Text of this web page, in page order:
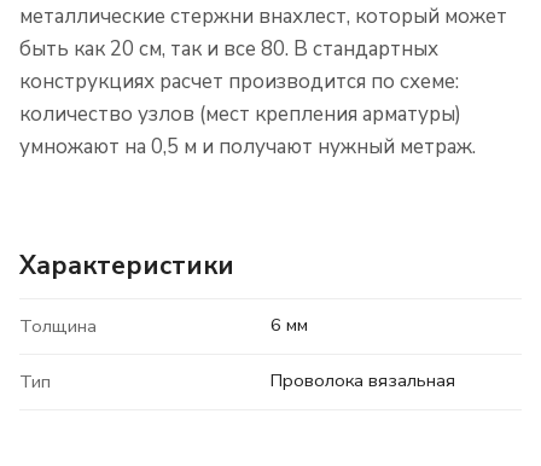
металлические стержни внахлест, который может
быть как 20 см, так и все 80. В стандартных
конструкциях расчет производится по схеме:
количество узлов (мест крепления арматуры)
умножают на 0,5 м и получают нужный метраж.
Характеристики
Толщина 6 мм
Тип Проволока вязальная